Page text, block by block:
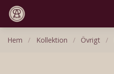
Hem / Kollektion / Övrigt /